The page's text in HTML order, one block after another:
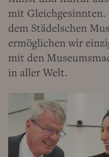
mit
dem Städelschen
ermöglichen wir
mit den
in aller Welt.